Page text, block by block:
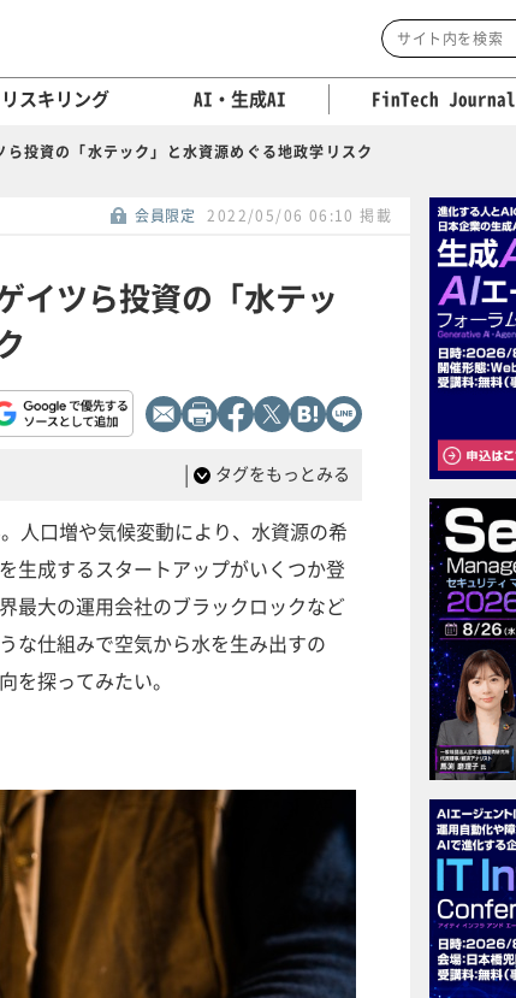
リスキリング AI・生成AI FinTech Journal
投資の「水テック」と水資源めぐる地政学リスク
会員限定 2022/05/06 06:10 掲載
イツら投資の「水テッ
| タグをもっとみる
人口増や気候変動により、水資源の希
生成するスタートアップがいくつか登
最大の運用会社のブラックロックなど
な仕組みで空気から水を生み出すの
を探ってみたい。